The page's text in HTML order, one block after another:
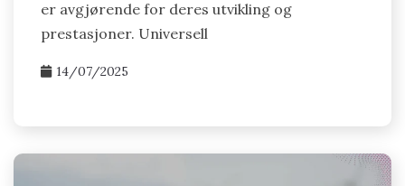
er avgjørende for deres utvikling og
prestasjoner. Universell
14/07/2025